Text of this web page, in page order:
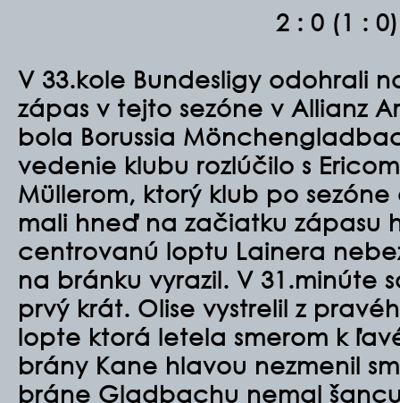
2 : 0 (1 : 0)
V 33.kole Bundesligy odohrali
zápas v tejto sezóne v Allianz
bola Borussia
vedenie klubu rozlúčilo s
Müllerom, ktorý klub po
mali hneď na začiatku zápasu
centrovanú loptu Lainera
na bránku vyrazil. V 31.minúte
prvý krát. Olise vystrelil z
lopte ktorá letela smerom k
brány Kane hlavou nezmenil
bráne Gladbachu nemal